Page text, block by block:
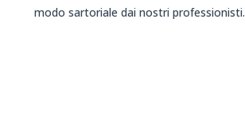
modo sartoriale dai nostri professionisti.